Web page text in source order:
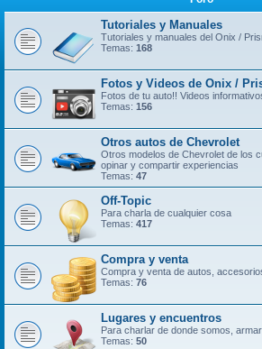
Tutoriales y Manuales
Tutoriales y manuales del Onix /
Temas: 168
Fotos y Videos de Onix /
Fotos de tu auto!! Videos
Temas: 156
Otros autos de Chevrolet
Otros modelos de Chevrolet de los
opinar y compartir experiencias
Temas: 47
Off-Topic
Para charla de cualquier cosa
Temas: 417
Compra y venta
Compra y venta de autos,
Temas: 76
Lugares y encuentros
Para charlar de donde somos,
Temas: 50